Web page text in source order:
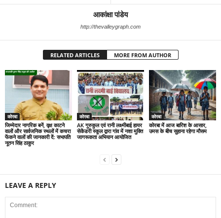
आकांक्षा पांडेय
http://thevalleygraph.com
RELATED ARTICLES MORE FROM AUTHOR
कोरबा
जिम्मेदार नागरिक बनें, वृक्ष काटने
वालों और सार्वजनिक स्थलों में कचरा
फेंकने वालों की जानकारी दें: सभापति
नूतन सिंह ठाकुर
कोरबा
AK गुरुकुल एवं रानी लक्ष्मीबाई हायर
सेकेंडरी स्कूल द्वारा गांव में नशा मुक्ति
जागरूकता अभियान आयोजित
कोरबा
कोरबा में आज बारिश के आसार,
उमस के बीच सुहाना रहेगा मौसम
LEAVE A REPLY